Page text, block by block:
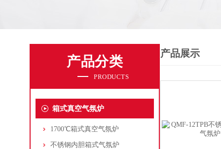
产品分类
PRODUCTS
箱式真空气氛炉
1700℃箱式真空气氛炉
不锈钢内胆箱式气氛炉
产品展示